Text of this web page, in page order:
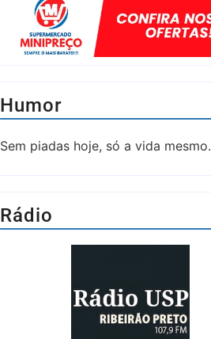
Humor
Sem piadas hoje, só a vida mesmo.
Rádio